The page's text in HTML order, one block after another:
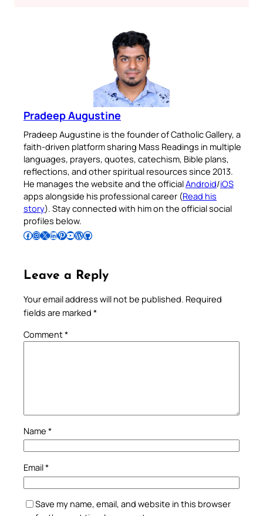
Pradeep Augustine
Pradeep Augustine is the founder of Catholic Gallery, a
faith-driven platform sharing Mass Readings in multiple
languages, prayers, quotes, catechism, Bible plans,
reflections, and other spiritual resources since 2013.
He manages the website and the officialAndroid/iOS
apps alongside his professional career (Read his
story). Stay connected with him on the official social
profiles below.
Follow Pradeep on Facebook Follow Pradeep on InstagramFollow Pradeep on X Follow Pradeep on LinkedIn Follow Pradeep on Pinterest Subscribe to Pradeep’s Youtube Channel Follow Pradeep on WordPress Follow Pradeep on GitHub
Leave a Reply
Your email address will not be published. Required
fields are marked *
Comment*
Name *
Email*
Save my name, email, and website in this browser